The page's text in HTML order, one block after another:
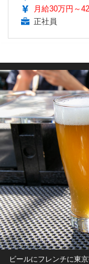
月給30万円～
正社員
ビールにフレンチに東